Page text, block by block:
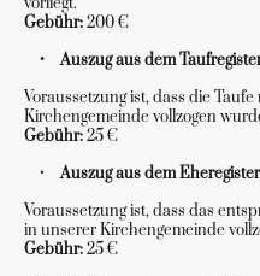
vorliegt.
Gebühr:200 €
• Auszug aus dem
Voraussetzung ist, dass die
Kirchengemeinde vollzogen
Gebühr:25 €
•AuszugausdemEheregister
Voraussetzung ist, dass das
in unserer Kirchengemeinde
Gebühr:25 €